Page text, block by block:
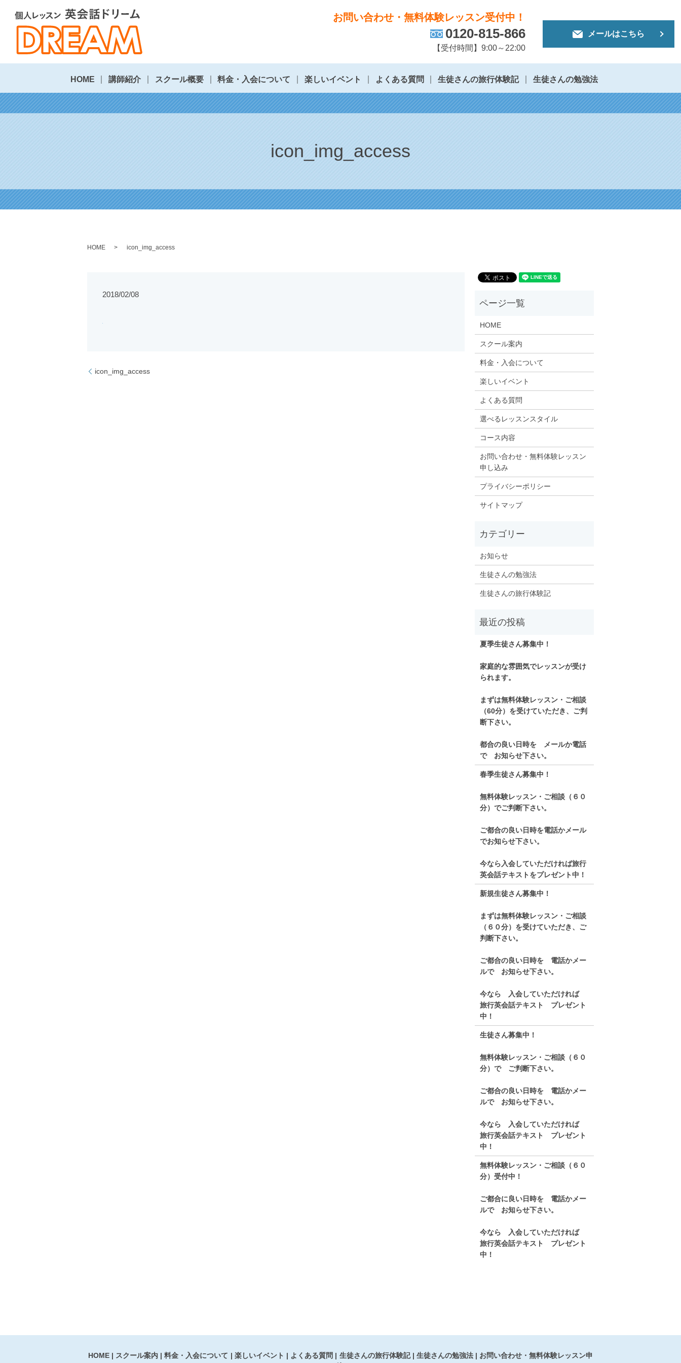
お問い合わせ・無料体験レッスン受付中！
0120-815-866
【受付時間】9:00～22:00
メールはこちら
HOME 講師紹介 スクール概要 料金・入会について 楽しいイベント よくある質問 生徒さんの旅行体験記 生徒さんの勉強法
icon_img_access
HOME icon_img_access
2018/02/08
icon_img_access
HOME
スクール案内
料金・入会について
楽しいイベント
よくある質問
選べるレッスンスタイル
コース内容
お問い合わせ・無料体験レッスン
申し込み
プライバシーポリシー
サイトマップ
お知らせ
生徒さんの勉強法
生徒さんの旅行体験記
夏季生徒さん募集中！
家庭的な雰囲気でレッスンが受け
られます。
まずは無料体験レッスン・ご相談
（60分）を受けていただき、ご判
断下さい。
都合の良い日時を メールか電話
で お知らせ下さい。
春季生徒さん募集中！
無料体験レッスン・ご相談（６０
分）でご判断下さい。
ご都合の良い日時を電話かメール
でお知らせ下さい。
今なら入会していただければ旅行
英会話テキストをプレゼント中！
新規生徒さん募集中！
まずは無料体験レッスン・ご相談
（６０分）を受けていただき、ご
判断下さい。
ご都合の良い日時を 電話かメー
ルで お知らせ下さい。
今なら 入会していただければ
旅行英会話テキスト プレゼント
中！
生徒さん募集中！
無料体験レッスン・ご相談（６０
分）で ご判断下さい。
ご都合の良い日時を 電話かメー
ルで お知らせ下さい。
今なら 入会していただければ
旅行英会話テキスト プレゼント
中！
無料体験レッスン・ご相談（６０
分）受付中！
ご都合に良い日時を 電話かメー
ルで お知らせ下さい。
今なら 入会していただければ
旅行英会話テキスト プレゼント
中！
HOME スクール案内 料金・入会について 楽しいイベント よくある質問 生徒さんの旅行体験記 生徒さんの勉強法
お問い合わせ・無料体験レッスン申